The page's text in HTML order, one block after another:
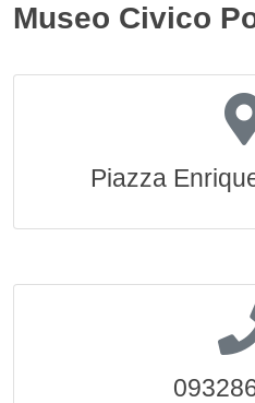
Museo Civico
Piazza